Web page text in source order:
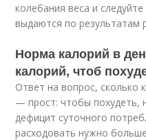
колебания веса и
выдаются по результатам
Норма калорий в
калорий, чтоб
Ответ на вопрос, сколько
— прост: чтобы похудеть,
дефицит суточного
расходовать нужно